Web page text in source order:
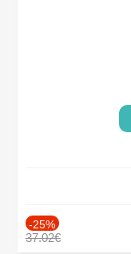
-25%
37.02€